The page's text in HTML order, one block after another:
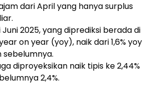
dari April yang hanya surplus
2025, yang diprediksi berada di
on year (yoy), naik dari 1,6% yoy
sebelumnya.
diproyeksikan naik tipis ke 2,44%
2,4%.